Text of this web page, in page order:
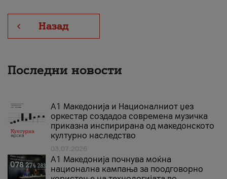
Назад
Последни новости
А1 Македонија и Националниот џез
оркестар создадоа современа музичка
приказна инспирирана од македонското
културно наследство
03.07.2026
A1 Македонија почнува моќна
национална кампања за поодговорно